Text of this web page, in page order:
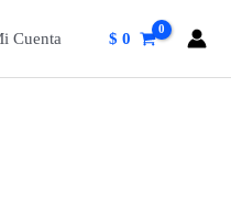
Cuenta $ 0